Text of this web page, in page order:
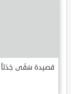
قصيدة سَقَى جَدَثاً